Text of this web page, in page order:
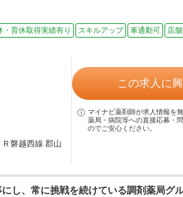
・育休取得実績有り スキルアップ 車通勤可 店
磐越西線 郡山
この求人に
マイナビ薬剤師が求人情報を
薬局・病院等への直接応募・
のでご安心ください。
し、常に挑戦を続けている調剤薬局グル